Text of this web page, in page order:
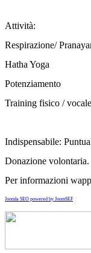
Attività:
Respirazione/
Hatha Yoga
Potenziamento
Training fisico /
Indispensabile:
Donazione volontaria.
Per informazioni
Joomla SEO powered by JoomSEF